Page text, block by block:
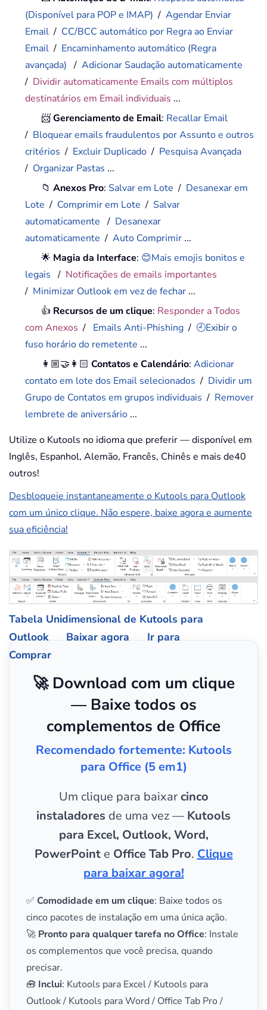
(Disponível para POP e IMAP) /Agendar Enviar
Email / CC/BCC automático por Regra ao Enviar
Email / Encaminhamento automático (Regra
avançada) /Adicionar Saudação automaticamente
/ Dividir automaticamente Emails com múltiplos
destinatários em Email individuais ...
📨Gerenciamento de Email: Recallar Email
/ Bloquear emails fraudulentos por Assunto e outros
critérios / Excluir Duplicado / Pesquisa Avançada
/ Organizar Pastas ...
📁Anexos Pro: Salvar em Lote / Desanexar em
Lote / Comprimir em Lote / Salvar
automaticamente / Desanexar
automaticamente /Auto Comprimir ...
🌟 Magia da Interface: 😊Mais emojis bonitos e
legais / Notificações de emails importantes
/ Minimizar Outlook em vez de fechar ...
👍 Recursos de um clique: Responder a Todos
com Anexos / Emails Anti-Phishing / 🕘Exibir o
fuso horário do remetente ...
👩🏼‍🤝‍👩🏻Contatos e Calendário:Adicionar
contato em lote dos Email selecionados / Dividir um
Grupo de Contatos em grupos individuais / Remover
lembrete de aniversário ...
Utilize o Kutools no idioma que preferir — disponível em
Inglês, Espanhol, Alemão, Francês, Chinês e mais de40
outros!
Desbloqueie instantaneamente o Kutools para Outlook
com um único clique. Não espere, baixe agora e aumente
sua eficiência!
Tabela Unidimensional de Kutools para
Outlook
Baixar agora
Ir para
Comprar
🚀 Download com um clique
— Baixe todos os
complementos de Office
Recomendado fortemente: Kutools
para Office (5 em1)
Um clique para baixarcinco
instaladores de uma vez — Kutools
para Excel, Outlook, Word,
PowerPointe Office Tab Pro. Clique
para baixar agora!
✅ Comodidade em um clique: Baixe todos os
cinco pacotes de instalação em uma única ação.
🚀 Pronto para qualquer tarefa no Office: Instale
os complementos que você precisa, quando
precisar.
🧰 Inclui: Kutools para Excel / Kutools para
Outlook / Kutools para Word / Office Tab Pro /